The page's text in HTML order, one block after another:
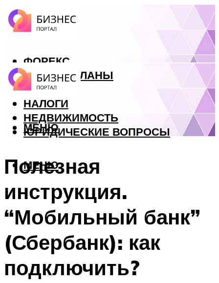
ФОРЕКС
БИЗНЕС ПЛАНЫ
КРЕДИТЫ
НАЛОГИ
НЕДВИЖИМОСТЬ
ЮРИДИЧЕСКИЕ ВОПРОСЫ
МЕНЮ
МЕНЮ
Полезная
инструкция.
“Мобильный банк”
(Сбербанк): как
подключить?